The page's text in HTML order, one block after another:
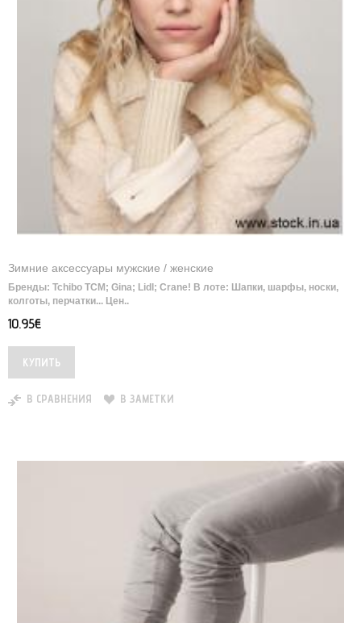
Зимние аксессуары мужские / женские
Бренды: Tchibo ТСМ; Gina; Lidl; Crane! В лоте: Шапки, шарфы, носки,
колготы, перчатки... Цен..
10.95€
В СРАВНЕНИЯ В ЗАМЕТКИ